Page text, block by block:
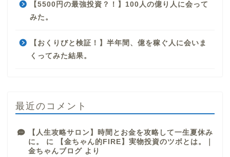
【5500円の最強投資？！】100人の億り人に会って
みた。
【おくりびと検証！】半年間、億を稼ぐ人に会いま
くってみた結果。
最近のコメント
【人生攻略サロン】時間とお金を攻略して一生夏休み
に。
に
【金ちゃん的FIRE】実物投資のツボとは。｜
金ちゃんブログ より